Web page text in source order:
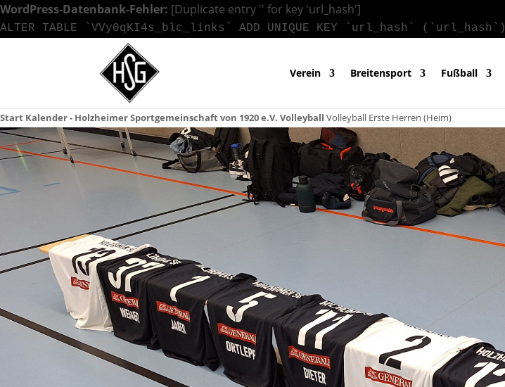
WordPress-Datenbank-Fehler: [Duplicate entry '' for key 'url_hash']
ALTER TABLE `VVy0qKI4s_blc_links` ADD UNIQUE KEY `url_hash` (`url_hash`)
Verein Breitensport Fußball
Start Kalender - Holzheimer Sportgemeinschaft von 1920 e.V. Volleyball Volleyball Erste Herren (Heim)